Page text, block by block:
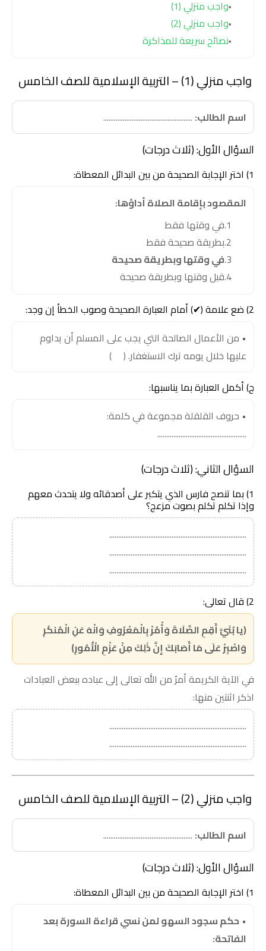
واجب منزلي (1)
واجب منزلي (2)
نصائح سريعة للمذاكرة
واجب منزلي (1) – التربية الإسلامية للصف الخامس
اسم الطالب: ..................................................
السؤال الأول: (ثلاث درجات)
1) اختر الإجابة الصحيحة من بين البدائل المعطاة:
المقصود بإقامة الصلاة أداؤها:
في وقتها فقط
بطريقة صحيحة فقط
في وقتها وبطريقة صحيحة
قبل وقتها وبطريقة صحيحة
2) ضع علامة (✔) أمام العبارة الصحيحة وصوب الخطأ إن وجد:
• من الأعمال الصالحة التي يجب على المسلم أن يداوم
عليها خلال يومه ترك الاستغفار. ( )
ج) أكمل العبارة بما يناسبها:
• حروف القلقلة مجموعة في كلمة:
..................................................
السؤال الثاني: (ثلاث درجات)
1) بما تنصح فارس الذي يتكبر على أصدقائه ولا يتحدث معهم
وإذا تكلم تكلم بصوت مزعج؟
.............................................................................
.............................................................................
.............................................................................
2) قال تعالى:
(يا بُنَيَّ أَقِمِ الصَّلَاةَ وَأْمُرْ بِالْمَعْرُوفِ وَانْهَ عَنِ الْمُنكَرِ
وَاصْبِرْ عَلَى مَا أَصَابَكَ إِنَّ ذَٰلِكَ مِنْ عَزْمِ الْأُمُورِ)
في الآية الكريمة أمرٌ من الله تعالى إلى عباده ببعض العبادات
اذكر اثنتين منها:
.............................................................................
.............................................................................
واجب منزلي (2) – التربية الإسلامية للصف الخامس
اسم الطالب: ..................................................
السؤال الأول: (ثلاث درجات)
1) اختر الإجابة الصحيحة من بين البدائل المعطاة:
• حكم سجود السهو لمن نسي قراءة السورة بعد
الفاتحة: